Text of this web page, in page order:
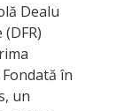
Dealu
în
un